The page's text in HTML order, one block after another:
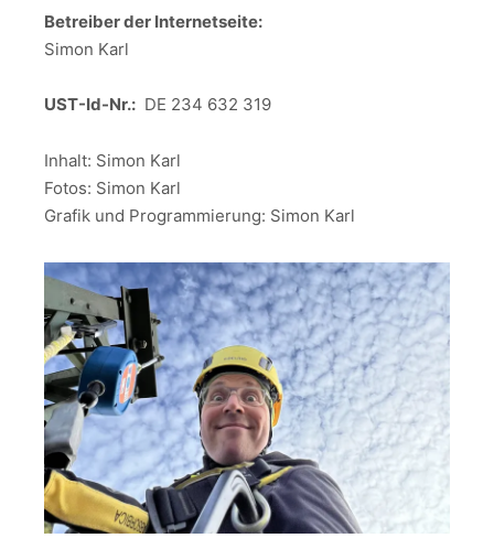
Betreiber der Internetseite:
Simon Karl
UST-Id-Nr.: DE 234 632 319
Inhalt: Simon Karl
Fotos: Simon Karl
Grafik und Programmierung: Simon Karl